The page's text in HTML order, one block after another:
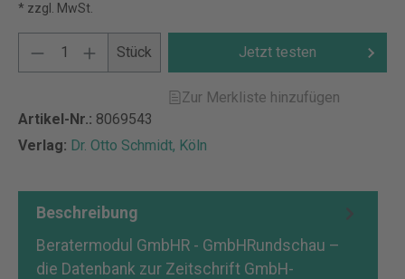
* zzgl. MwSt.
Stück Jetzt testen
Zur Merkliste hinzufügen
Artikel-Nr.: 8069543
Verlag: Dr. Otto Schmidt, Köln
Beschreibung
Beratermodul GmbHR - GmbHRundschau –
die Datenbank zur Zeitschrift GmbH-